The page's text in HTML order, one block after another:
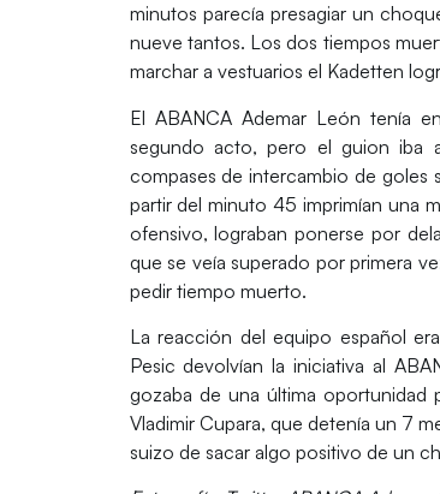
minutos parecía presagiar un
nueve tantos. Los dos tiempos
marchar a vestuarios el Kadetten
El ABANCA Ademar León tenía
segundo acto, pero el guion iba
compases de intercambio de goles
partir del minuto 45 imprimían una
ofensivo, lograban ponerse por
que se veía superado por primera
pedir tiempo muerto.
La reacción del equipo español
Pesic devolvían la iniciativa al
gozaba de una última oportunidad
Vladimir Cupara, que detenía un 7
suizo de sacar algo positivo de un